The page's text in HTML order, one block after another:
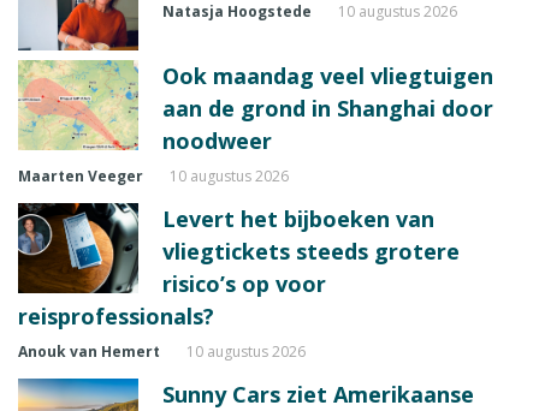
Natasja Hoogstede 10 augustus 2026
Ook maandag veel vliegtuigen
aan de grond in Shanghai door
noodweer
Maarten Veeger 10 augustus 2026
Levert het bijboeken van
vliegtickets steeds grotere
risico’s op voor
reisprofessionals?
Anouk van Hemert 10 augustus 2026
Sunny Cars ziet Amerikaanse